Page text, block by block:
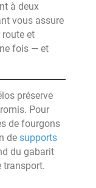
à deux
vous assure
route et
fois — et
préserve
Pour
de fourgons
de supports
du gabarit
transport.